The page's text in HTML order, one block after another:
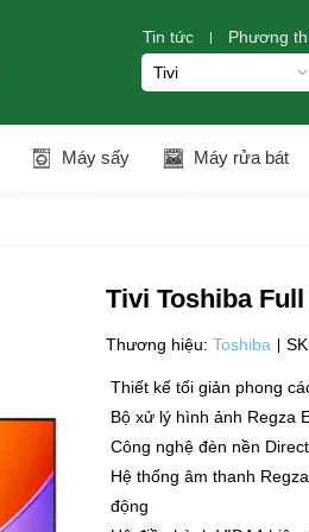
Tin tức Phương
Máy sấy Máy rửa bát
Tivi Toshiba
Thương hiệu: Toshiba
Thiết kế tối giản phong
Bộ xử lý hình ảnh Regza
Công nghệ đèn nền
Hệ thống âm thanh
động